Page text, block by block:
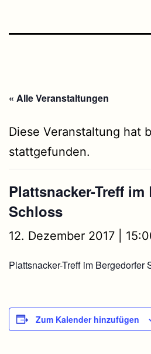
« Alle Veranstaltungen
Diese Veranstaltung hat
stattgefunden.
Plattsnacker-Treff
Schloss
12. Dezember 2017 |
Plattsnacker-Treff im Bergedorfer
Zum Kalender hinzufügen